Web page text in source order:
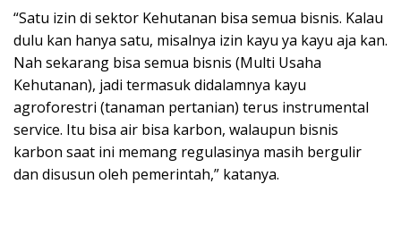
“Satu izin di sektor Kehutanan bisa semua bisnis. Kalau
dulu kan hanya satu, misalnya izin kayu ya kayu aja kan.
Nah sekarang bisa semua bisnis (Multi Usaha
Kehutanan), jadi termasuk didalamnya kayu
agroforestri (tanaman pertanian) terus instrumental
service. Itu bisa air bisa karbon, walaupun bisnis
karbon saat ini memang regulasinya masih bergulir
dan disusun oleh pemerintah,” katanya.